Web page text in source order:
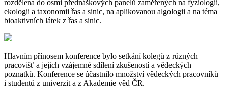
rozdělena do osmi přednáškových panelů zaměřených na fyziologii,
ekologii a taxonomii řas a sinic, na aplikovanou algologii a na téma
bioaktivních látek z řas a sinic.
Hlavním přínosem konference bylo setkání kolegů z různých
pracovišť a jejich vzájemné sdílení zkušeností a vědeckých
poznatků. Konference se účastnilo množství vědeckých pracovníků
i studentů z univerzit a z Akademie věd ČR.